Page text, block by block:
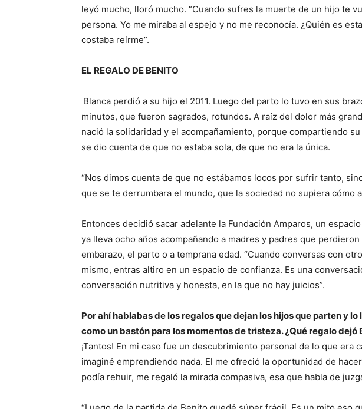
leyó mucho, lloró mucho. “Cuando sufres la muerte de un hijo te
persona. Yo me miraba al espejo y no me reconocía. ¿Quién es
costaba reírme”.
EL REGALO DE BENITO
Blanca perdió a su hijo el 2011. Luego del parto lo tuvo en sus
minutos, que fueron sagrados, rotundos. A raíz del dolor más
nació la solidaridad y el acompañamiento, porque compartiendo
se dio cuenta de que no estaba sola, de que no era la única.
“Nos dimos cuenta de que no estábamos locos por sufrir tanto,
que se te derrumbara el mundo, que la sociedad no supiera cómo
Entonces decidió sacar adelante la Fundación Amparos, un
ya lleva ocho años acompañando a madres y padres que
embarazo, el parto o a temprana edad. “Cuando conversas con
mismo, entras altiro en un espacio de confianza. Es una
conversación nutritiva y honesta, en la que no hay juicios”.
Por ahí hablabas de los regalos que dejan los hijos que parten y
como un bastón para los momentos de tristeza. ¿Qué regalo dejó
¡Tantos! En mi caso fue un descubrimiento personal de lo que era
imaginé emprendiendo nada. El me ofreció la oportunidad de
podía rehuir, me regaló la mirada compasiva, esa que habla de